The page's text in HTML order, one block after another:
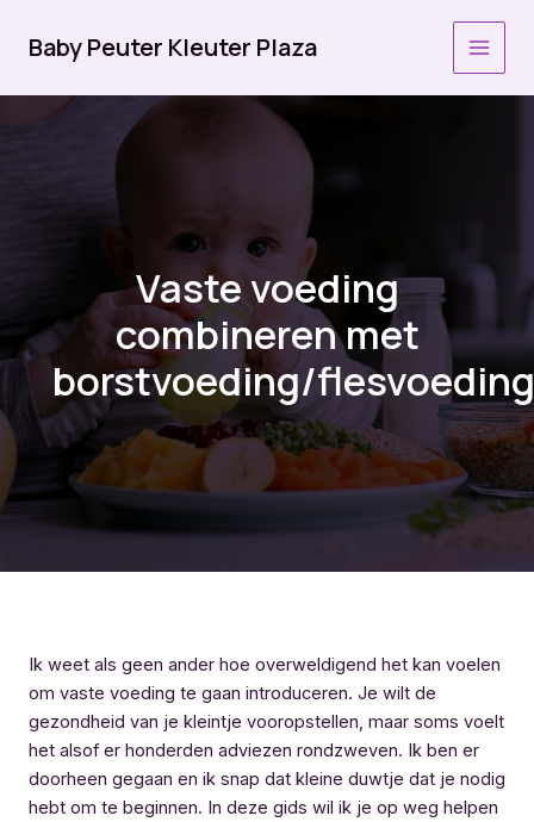
naar
inhoud
Baby Peuter Kleuter Plaza
Vaste voeding
combineren met
borstvoeding/flesvoeding
Ik weet als geen ander hoe overweldigend het kan voelen
om vaste voeding te gaan introduceren. Je wilt de
gezondheid van je kleintje vooropstellen, maar soms voelt
het alsof er honderden adviezen rondzweven. Ik ben er
doorheen gegaan en ik snap dat kleine duwtje dat je nodig
hebt om te beginnen. In deze gids wil ik je op weg helpen